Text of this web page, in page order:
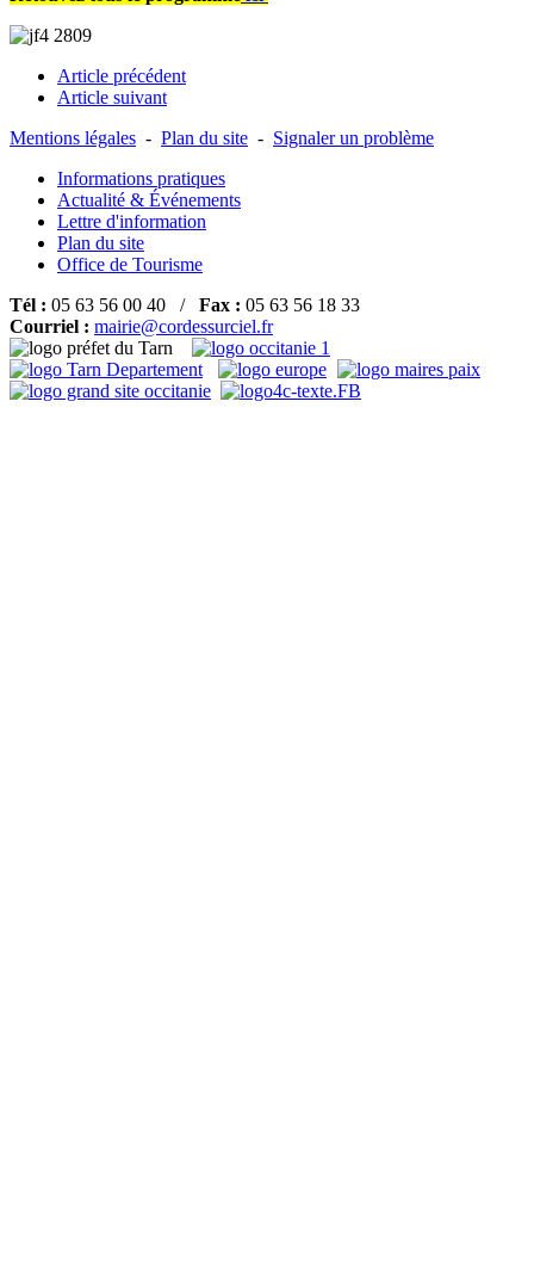
Article précédent
Article suivant
Mentions légales - Plan du site - Signaler un problème
Informations pratiques
Actualité & Événements
Lettre d'information
Plan du site
Office de Tourisme
Tél : 05 63 56 00 40 / Fax : 05 63 56 18 33
Courriel : mairie@cordessurciel.fr